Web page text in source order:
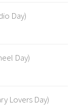
Day)
Day)
Lovers Day)